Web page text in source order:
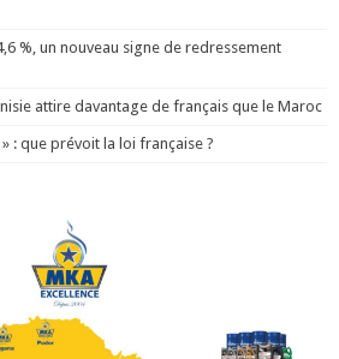
%, un nouveau signe de redressement
attire davantage de français que le Maroc
: que prévoit la loi française ?